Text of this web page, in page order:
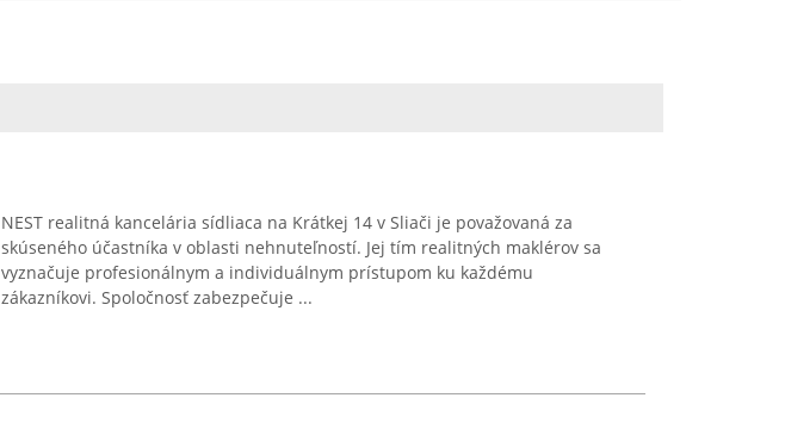
NEST realitná kancelária sídliaca na Krátkej 14 v Sliači je považovaná za
skúseného účastníka v oblasti nehnuteľností. Jej tím realitných maklérov sa
vyznačuje profesionálnym a individuálnym prístupom ku každému
zákazníkovi. Spoločnosť zabezpečuje ...